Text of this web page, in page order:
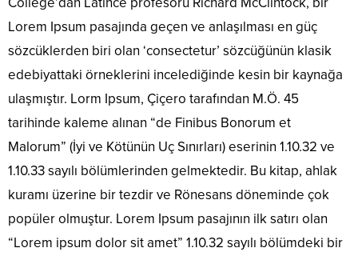
Lorem Ipsum pasajında geçen ve anlaşılması en güç
sözcüklerden biri olan ‘consectetur’ sözcüğünün klasik
edebiyattaki örneklerini incelediğinde kesin bir kaynağa
ulaşmıştır. Lorm Ipsum, Çiçero tarafından M.Ö. 45
tarihinde kaleme alınan “de Finibus Bonorum et
Malorum” (İyi ve Kötünün Uç Sınırları) eserinin 1.10.32 ve
1.10.33 sayılı bölümlerinden gelmektedir. Bu kitap, ahlak
kuramı üzerine bir tezdir ve Rönesans döneminde çok
popüler olmuştur. Lorem Ipsum pasajının ilk satırı olan
“Lorem ipsum dolor sit amet” 1.10.32 sayılı bölümdeki bir